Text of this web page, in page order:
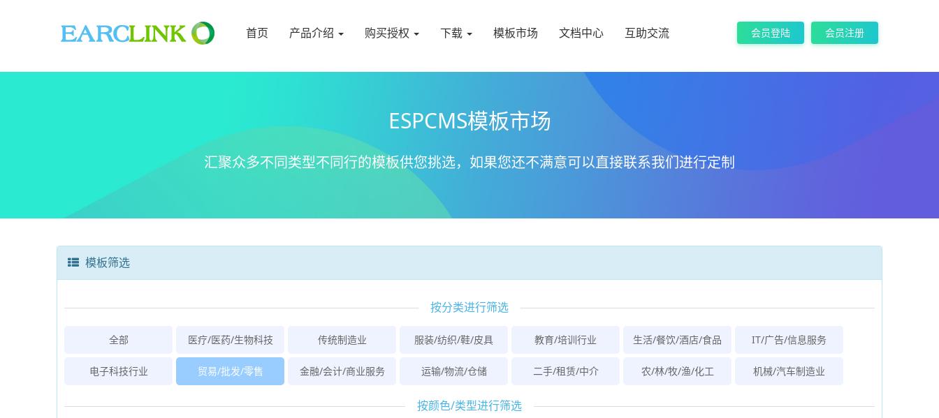
首页 产品介绍 购买授权 下载 模板市场 文档中心 互助交流 会员登陆 会员注册
ESPCMS模板市场
汇聚众多不同类型不同行的模板供您挑选，如果您还不满意可以直接联系我们进行定制
模板筛选
按分类进行筛选
全部 医疗/医药/生物科技 传统制造业 服装/纺织/鞋/皮具 教育/培训行业 生活/餐饮/酒店/食品 IT/广告/信息服务
电子科技行业 贸易/批发/零售 金融/会计/商业服务 运输/物流/仓储 二手/租赁/中介 农/林/牧/渔/化工 机械/汽车制造业
按颜色/类型进行筛选